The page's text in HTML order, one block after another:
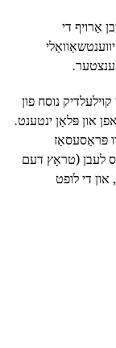
אַרויף די
נוסח פון
און פּלאַן ינטענט.
פּראַסעסאַז
לעבן (טראָץ דעם
די לופט